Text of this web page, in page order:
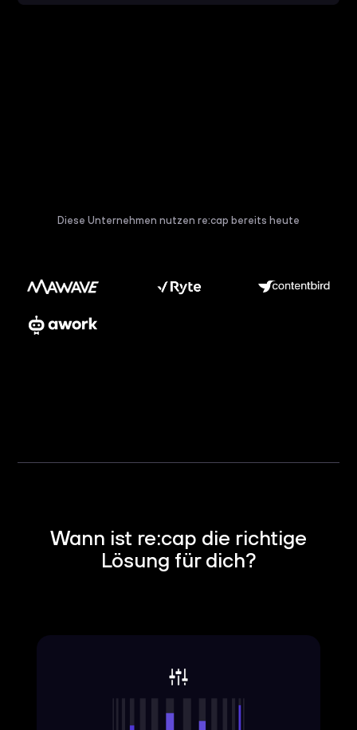
Diese Unternehmen nutzen re:cap bereits heute
Wann ist re:cap die richtige
Lösung für dich?